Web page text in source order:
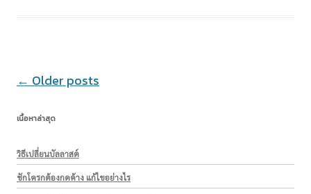
Post
← Older posts
เนื้อหาล่าสุด
วิธีเปลี่ยนบัลลาสต์
ชักโครกต้องกดค้าง แก้ไขอย่างไร